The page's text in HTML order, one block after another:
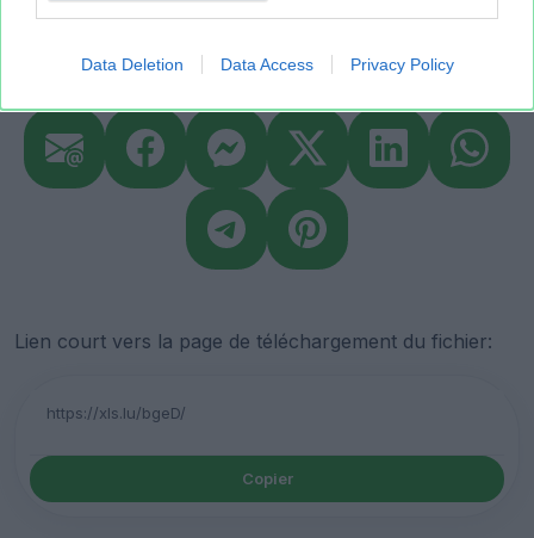
Data Deletion Data Access Privacy Policy
Partager le fichier
Lien court vers la page de téléchargement du fichier:
Copier